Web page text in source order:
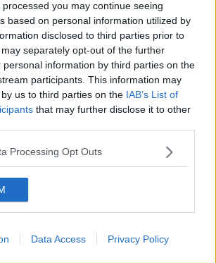
you may continue seeing
based on personal information utilized by
disclosed to third parties prior to
separately opt-out of the further
personal information by third parties on the
participants. This information may
us to third parties on the IAB’s List of
that may further disclose it to other
Processing Opt Outs
Data Access Privacy Policy
en dator med denna hårdvara.
Vilka inställningar vet jag inte dock.
kollat på:
(1,6 GHz, 3 MB cache, 2 kärnor)
BrightView (1366 x 768)
1 TB 5400 rpm SATA hårddisk
(1 GB DDR3 dedikerat)
cs go?